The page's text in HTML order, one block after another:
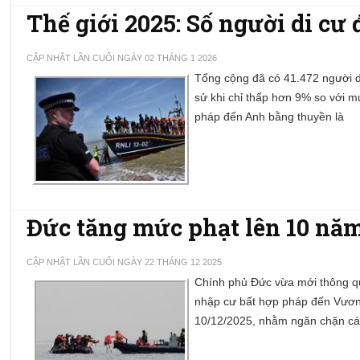
Thế giới 2025: Số người di
CẬP NHẬT LẦN CUỐI NGÀY 02 THÁNG 1 2026
Tổng cộng đã có 41.472 người
sử khi chỉ thấp hơn 9% so với
pháp đến Anh bằng thuyền là
Đức tăng mức phạt lên 10
CẬP NHẬT LẦN CUỐI NGÀY 22 THÁNG 12 2025
Chính phủ Đức vừa mới thông
nhập cư bất hợp pháp đến
10/12/2025, nhằm ngăn chặn